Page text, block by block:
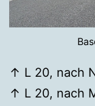
↑ L 20, nach
↑ L 20, nach